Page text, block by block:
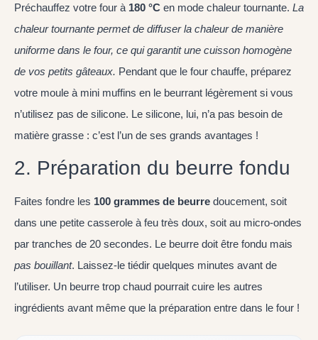
Préchauffez votre four à 180 °C en mode chaleur tournante. La
chaleur tournante permet de diffuser la chaleur de manière
uniforme dans le four, ce qui garantit une cuisson homogène
de vos petits gâteaux. Pendant que le four chauffe, préparez
votre moule à mini muffins en le beurrant légèrement si vous
n’utilisez pas de silicone. Le silicone, lui, n’a pas besoin de
matière grasse : c’est l’un de ses grands avantages !
2. Préparation du beurre fondu
Faites fondre les 100 grammes de beurre doucement, soit
dans une petite casserole à feu très doux, soit au micro-ondes
par tranches de 20 secondes. Le beurre doit être fondu mais
pas bouillant. Laissez-le tiédir quelques minutes avant de
l’utiliser. Un beurre trop chaud pourrait cuire les autres
ingrédients avant même que la préparation entre dans le four !